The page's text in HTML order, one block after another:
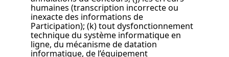
humaines (transcription incorrecte ou
inexacte des informations de
Participation); (k) tout dysfonctionnement
technique du système informatique en
ligne, du mécanisme de datation
informatique, de l’équipement